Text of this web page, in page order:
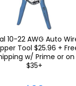
en la
10-22 AWG Auto
Tool $25.96 +
w/ Prime or on
$35+